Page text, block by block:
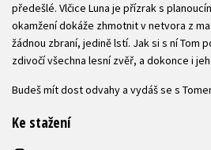
předešlé. Vlčice Luna je přízrak s
okamžení dokáže zhmotnit v netvora z
žádnou zbraní, jedině lstí. Jak si s ní Tom
zdivočí všechna lesní zvěř, a dokonce i
Budeš mít dost odvahy a vydáš se s
Ke stažení